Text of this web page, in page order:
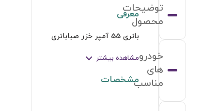
توضیحات
محصول
خودرو
های
مناسب
معرفی
باتری 55 آمپر خزر صباباتری
مشاهده بیشتر
مشخصات